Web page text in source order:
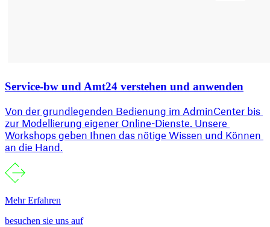
Service-bw und Amt24 verstehen und anwenden
Von der grundlegenden Bedienung im AdminCenter bis
zur Modellierung eigener Online-Dienste. Unsere
Workshops geben Ihnen das nötige Wissen und Können
an die Hand.
Mehr Erfahren
besuchen sie uns auf